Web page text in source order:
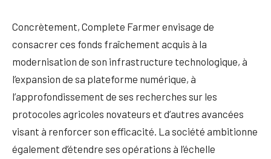
Concrètement, Complete Farmer envisage de
consacrer ces fonds fraîchement acquis à la
modernisation de son infrastructure technologique, à
l’expansion de sa plateforme numérique, à
l’approfondissement de ses recherches sur les
protocoles agricoles novateurs et d’autres avancées
visant à renforcer son efficacité. La société ambitionne
également d’étendre ses opérations à l’échelle